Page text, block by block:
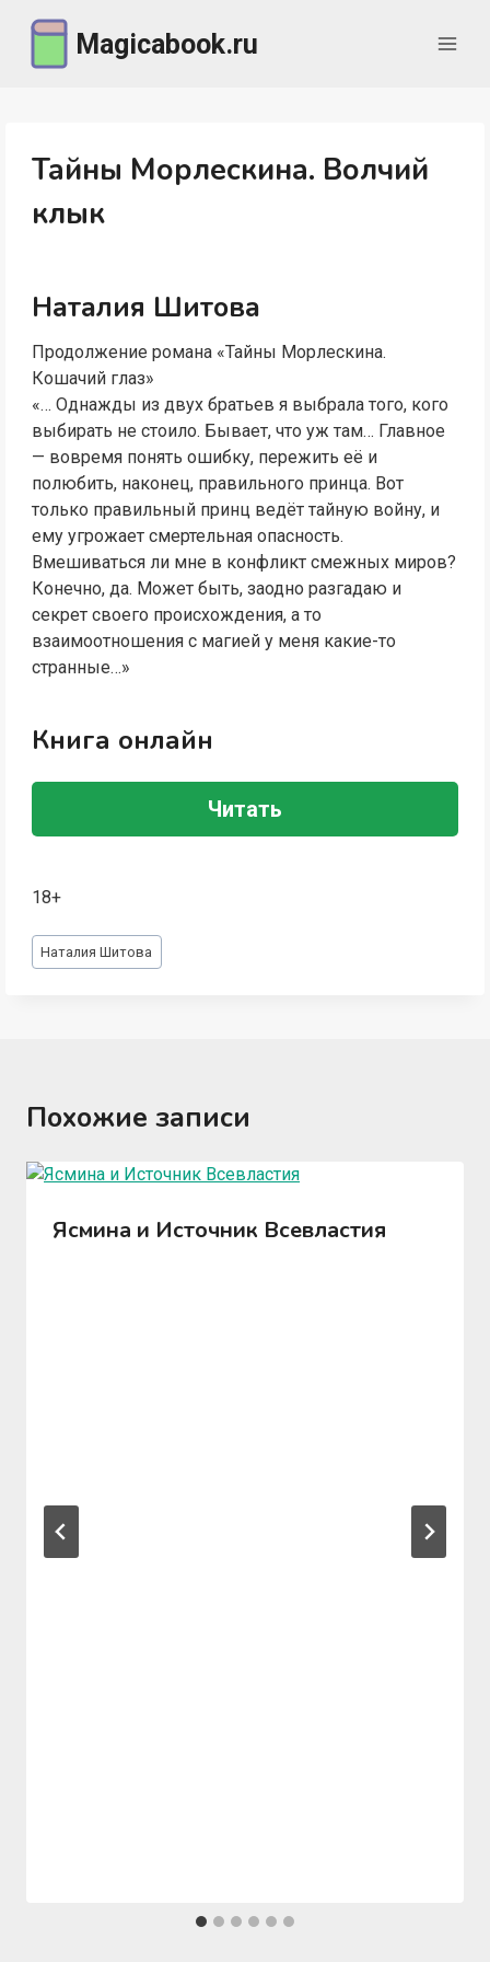
содержимому
Magicabook.ru
Тайны Морлескина. Волчий
клык
Наталия Шитова
Продолжение романа «Тайны Морлескина.
Кошачий глаз»
«… Однажды из двух братьев я выбрала того, кого
выбирать не стоило. Бывает, что уж там… Главное
— вовремя понять ошибку, пережить её и
полюбить, наконец, правильного принца. Вот
только правильный принц ведёт тайную войну, и
ему угрожает смертельная опасность.
Вмешиваться ли мне в конфликт смежных миров?
Конечно, да. Может быть, заодно разгадаю и
секрет своего происхождения, а то
взаимоотношения с магией у меня какие-то
странные…»
Книга онлайн
Читать
18+
Метки
записи:
Наталия Шитова
Похожие записи
Ясмина и Источник Всевластия